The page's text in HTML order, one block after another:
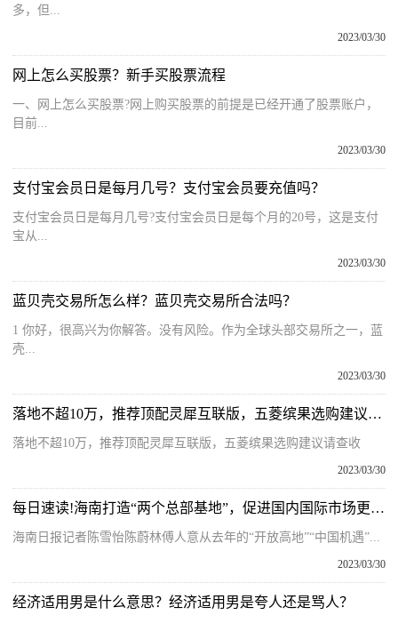
多，但...
2023/03/30
网上怎么买股票？新手买股票流程
一、网上怎么买股票?网上购买股票的前提是已经开通了股票账户，
目前...
2023/03/30
支付宝会员日是每月几号？支付宝会员要充值吗？
支付宝会员日是每月几号?支付宝会员日是每个月的20号，这是支付
宝从...
2023/03/30
蓝贝壳交易所怎么样？蓝贝壳交易所合法吗？
1 你好，很高兴为你解答。没有风险。作为全球头部交易所之一，蓝
壳...
2023/03/30
落地不超10万，推荐顶配灵犀互联版，五菱缤果选购建议请查收
落地不超10万，推荐顶配灵犀互联版，五菱缤果选购建议请查收
2023/03/30
每日速读!海南打造“两个总部基地”，促进国内国际市场更好联通
海南日报记者陈雪怡陈蔚林傅人意从去年的“开放高地”“中国机遇”...
2023/03/30
经济适用男是什么意思？经济适用男是夸人还是骂人？